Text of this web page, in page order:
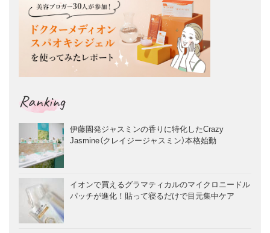
Ranking
伊藤園発ジャスミンの香りに特化したCrazy
Jasmine（クレイジージャスミン）本格始動
イオンで買えるグラマティカルのマイクロニードル
パッチが進化！貼って寝るだけで目元集中ケア